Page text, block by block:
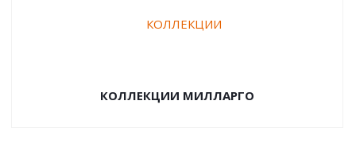
КОЛЛЕКЦИИ МИЛЛАРГО